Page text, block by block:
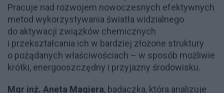
Pracuje nad rozwojem nowoczesnych efektywnych
metod wykorzystywania światła widzialnego
do aktywacji związków chemicznych
i przekształcania ich w bardziej złożone struktury
o pożądanych właściwościach – w sposób możliwie
krótki, energooszczędny i przyjazny środowisku.
Mgr inż. Aneta Magiera, badaczka, która analizuje